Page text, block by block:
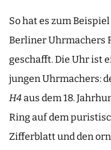
So hat es zum
Berliner Uhrmachers
geschafft. Die Uhr ist
jungen Uhrmachers:
H4aus dem 18.
Ring auf dem
Zifferblatt und den